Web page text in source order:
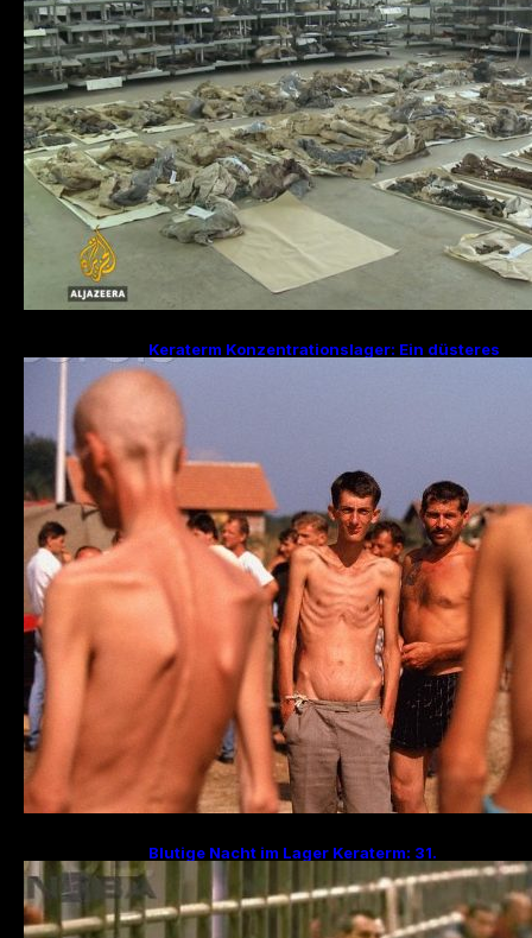
Keraterm Konzentrationslager: Ein düsteres
Kapitel des Bosnienkrieges und serbische
Kriegsverbrechen
Blutige Nacht im Lager Keraterm: 31.
Jahrestag des Massakers mit 200
Hinrichtungen!